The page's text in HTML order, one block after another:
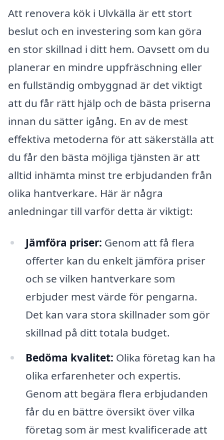
Att renovera kök i Ulvkälla är ett stort
beslut och en investering som kan göra
en stor skillnad i ditt hem. Oavsett om du
planerar en mindre uppfräschning eller
en fullständig ombyggnad är det viktigt
att du får rätt hjälp och de bästa priserna
innan du sätter igång. En av de mest
effektiva metoderna för att säkerställa att
du får den bästa möjliga tjänsten är att
alltid inhämta minst tre erbjudanden från
olika hantverkare. Här är några
anledningar till varför detta är viktigt:
Jämföra priser: Genom att få flera
offerter kan du enkelt jämföra priser
och se vilken hantverkare som
erbjuder mest värde för pengarna.
Det kan vara stora skillnader som gör
skillnad på ditt totala budget.
Bedöma kvalitet: Olika företag kan ha
olika erfarenheter och expertis.
Genom att begära flera erbjudanden
får du en bättre översikt över vilka
företag som är mest kvalificerade att